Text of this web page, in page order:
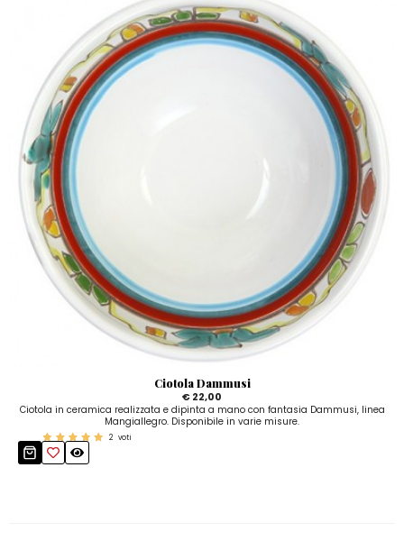
Ciotola Dammusi
€ 22,00
Ciotola in ceramica realizzata e dipinta a mano con fantasia Dammusi, linea
Mangiallegro. Disponibile in varie misure.
2 voti